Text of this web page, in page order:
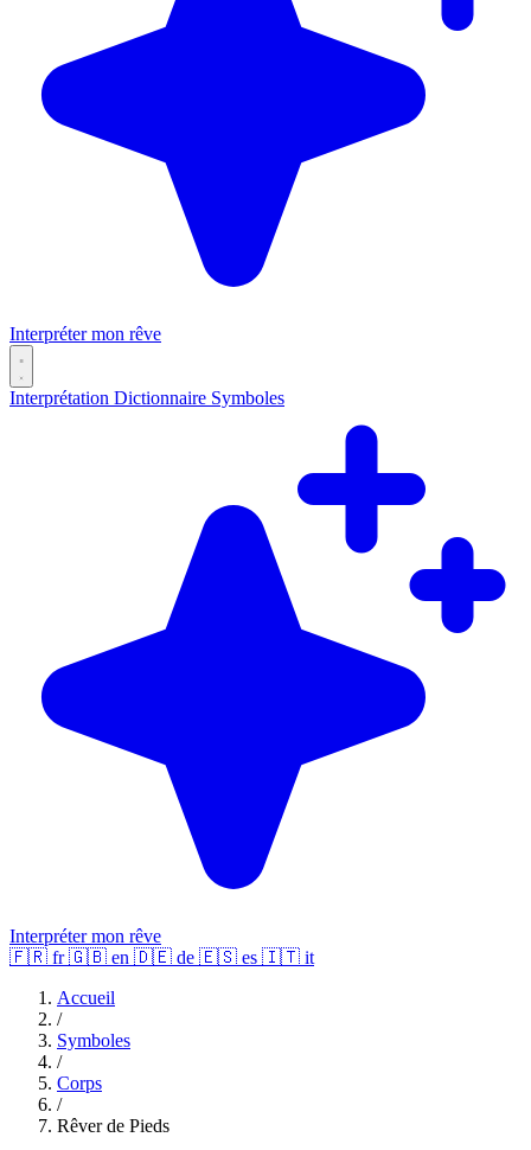
Interpréter mon rêve
Interprétation Dictionnaire Symboles
Interpréter mon rêve
🇫🇷 fr 🇬🇧 en 🇩🇪 de 🇪🇸 es 🇮🇹 it
Accueil
/
Symboles
/
Corps
/
Rêver de Pieds